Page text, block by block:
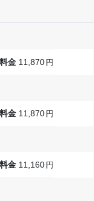
11,870 円
11,870 円
11,160 円